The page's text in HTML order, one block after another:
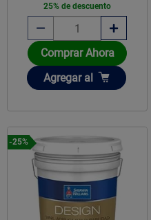
25% de descuento
Comprar Ahora
Añadir
Agregar al
-25%